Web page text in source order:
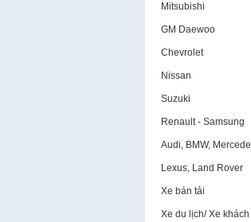
Mitsubishi
GM Daewoo
Chevrolet
Nissan
Suzuki
Renault - Samsung
Audi, BMW,
Lexus, Land Rover
Xe bán tải
Xe du lịch/ Xe khách